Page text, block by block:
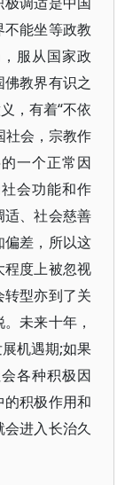
能坐等政教
服从国家政
教界有识之
，有着“不依
社会，宗教作
一个正常因
会功能和作
、社会慈善
差，所以这
度上被忽视
型亦到了关
未来十年，
机遇期;如果
各种积极因
积极作用和
进入长治久